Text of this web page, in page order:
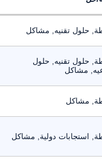
حلول تقنيه, مشاكل
حلول تقنيه, حلول
مشاكل
مشاكل
استجابات دولية, مشاكل